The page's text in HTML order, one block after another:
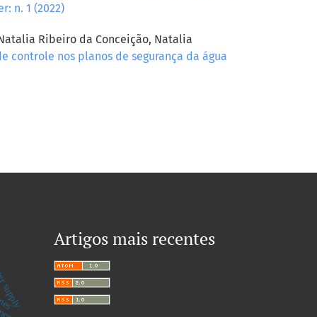
n. 1 (2022)
Ribeiro da Conceição, Natalia
controle nos planos de segurança da água
Artigos mais recentes